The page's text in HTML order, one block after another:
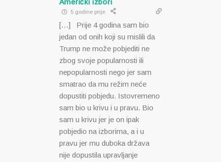
Američki izbori
5 godine prije
[…] Prije 4 godina sam bio
jedan od onih koji su mislili da
Trump ne može pobjediti ne
zbog svoje popularnosti ili
nepopularnosti nego jer sam
smatrao da mu režim neće
dopustiti pobjedu. Istovremeno
sam bio u krivu i u pravu. Bio
sam u krivu jer je on ipak
pobjedio na izborima, a i u
pravu jer mu duboka država
nije dopustila upravljanje